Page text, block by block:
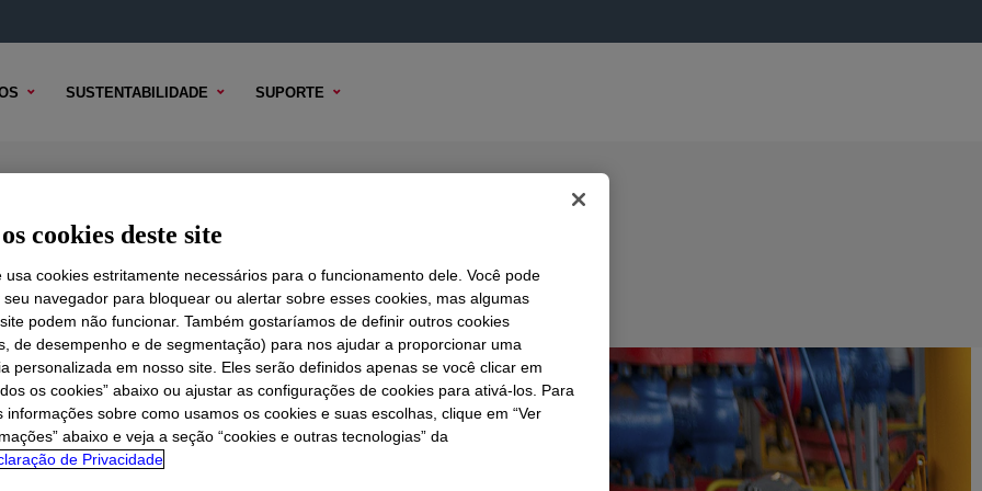
SUSTENTABILIDADE SUPORTE
Emulsion
TÉCNICO OPÇÕES DE AMOSTRA OPÇÕES DE COMPRA
cookies deste site
usa cookies estritamente necessários para o funcionamento dele. Você pode
navegador para bloquear ou alertar sobre esses cookies, mas algumas
podem não funcionar. Também gostaríamos de definir outros cookies
de desempenho e de segmentação) para nos ajudar a proporcionar uma
personalizada em nosso site. Eles serão definidos apenas se você clicar em
os cookies” abaixo ou ajustar as configurações de cookies para ativá-los. Para
informações sobre como usamos os cookies e suas escolhas, clique em “Ver
abaixo e veja a seção “cookies e outras tecnologias” da
de Privacidade